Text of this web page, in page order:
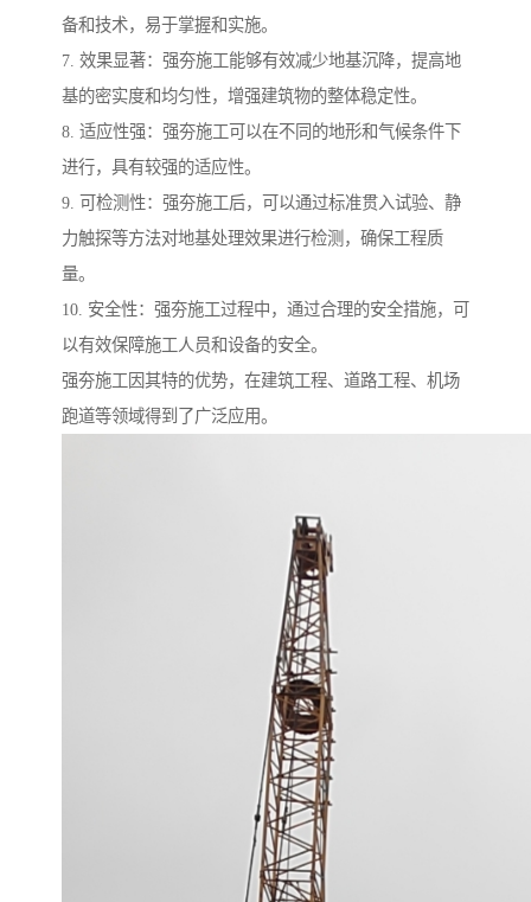
备和技术，易于掌握和实施。
7. 效果显著：强夯施工能够有效减少地基沉降，提高地
基的密实度和均匀性，增强建筑物的整体稳定性。
8. 适应性强：强夯施工可以在不同的地形和气候条件下
进行，具有较强的适应性。
9. 可检测性：强夯施工后，可以通过标准贯入试验、静
力触探等方法对地基处理效果进行检测，确保工程质
量。
10. 安全性：强夯施工过程中，通过合理的安全措施，可
以有效保障施工人员和设备的安全。
强夯施工因其特的优势，在建筑工程、道路工程、机场
跑道等领域得到了广泛应用。